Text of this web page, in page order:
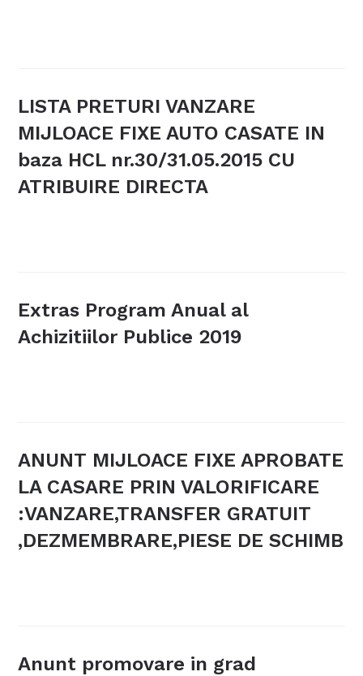
LISTA PRETURI VANZARE
MIJLOACE FIXE AUTO CASATE IN
baza HCL nr.30/31.05.2015 CU
ATRIBUIRE DIRECTA
Extras Program Anual al
Achizitiilor Publice 2019
ANUNT MIJLOACE FIXE APROBATE
LA CASARE PRIN VALORIFICARE
:VANZARE,TRANSFER GRATUIT
,DEZMEMBRARE,PIESE DE SCHIMB
Anunt promovare in grad